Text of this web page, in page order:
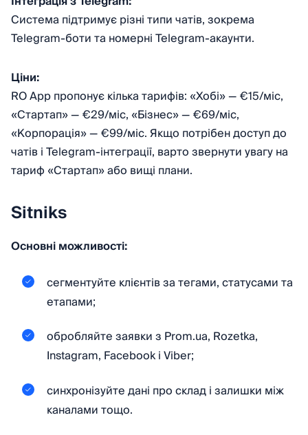
Система підтримує різні типи чатів, зокрема
Telegram-боти та номерні Telegram-акаунти.
Ціни:
RO App пропонує кілька тарифів: «Хобі» — €15/міс,
«Стартап» — €29/міс, «Бізнес» — €69/міс,
«Корпорація» — €99/міс. Якщо потрібен доступ до
чатів і Telegram-інтеграції, варто звернути увагу на
тариф «Стартап» або вищі плани.
Sitniks
Основні можливості:
сегментуйте клієнтів за тегами, статусами та
етапами;
обробляйте заявки з Prom.ua, Rozetka,
Instagram, Facebook і Viber;
синхронізуйте дані про склад і залишки між
каналами тощо.